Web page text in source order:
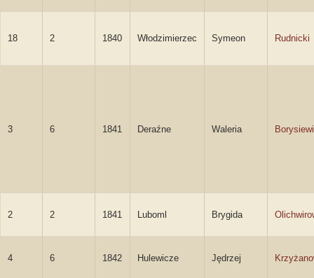
18 2 1840 Włodzimierzec Symeon Rudnicki
3 6 1841 Deraźne Waleria
2 2 1841 Luboml Brygida
4 6 1842 Hulewicze Jędrzej